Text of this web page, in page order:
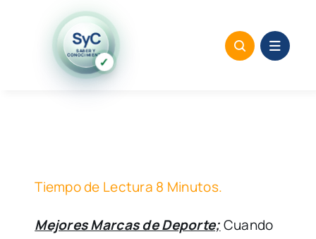
contenido
SyC
SABER Y
CONOCIMIENTO✓
Tiempo de Lectura 8 Minutos.
Mejores Marcas de Deporte;Cuando